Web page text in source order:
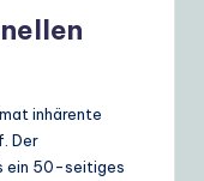
inhärente
Der
ein 50-seitiges